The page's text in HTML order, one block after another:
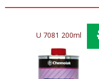
U 7081 200ml